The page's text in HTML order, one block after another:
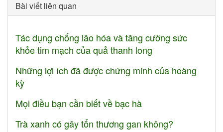
Bài viết liên quan
Tác dụng chống lão hóa và tăng cường sức
khỏe tim mạch của quả thanh long
Những lợi ích đã được chứng minh của hoàng
kỳ
Mọi điều bạn cần biết về bạc hà
Trà xanh có gây tổn thương gan không?